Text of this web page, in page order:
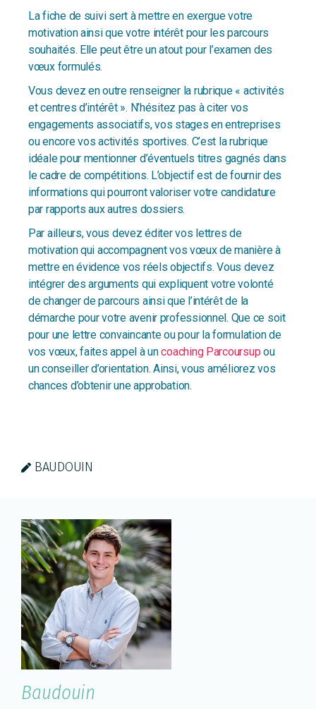
La fiche de suivi sert à mettre en exergue votre
motivation ainsi que votre intérêt pour les parcours
souhaités. Elle peut être un atout pour l’examen des
vœux formulés.
Vous devez en outre renseigner la rubrique « activités
et centres d’intérêt ». N’hésitez pas à citer vos
engagements associatifs, vos stages en entreprises
ou encore vos activités sportives. C’est la rubrique
idéale pour mentionner d’éventuels titres gagnés dans
le cadre de compétitions. L’objectif est de fournir des
informations qui pourront valoriser votre candidature
par rapports aux autres dossiers.
Par ailleurs, vous devez éditer vos lettres de
motivation qui accompagnent vos vœux de manière à
mettre en évidence vos réels objectifs. Vous devez
intégrer des arguments qui expliquent votre volonté
de changer de parcours ainsi que l’intérêt de la
démarche pour votre avenir professionnel. Que ce soit
pour une lettre convaincante ou pour la formulation de
vos vœux, faites appel à uncoaching Parcoursup ou
un conseiller d’orientation. Ainsi, vous améliorez vos
chances d’obtenir une approbation.
BAUDOUIN
Baudouin